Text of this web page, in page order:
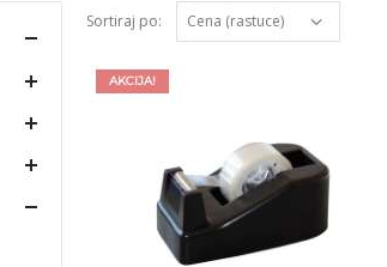
Sortiraj po:
AKCIJA!